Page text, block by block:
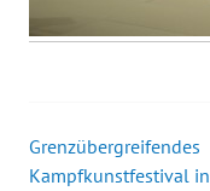
Beitrags-
Grenzübergreifendes
Kampfkunstfestival in